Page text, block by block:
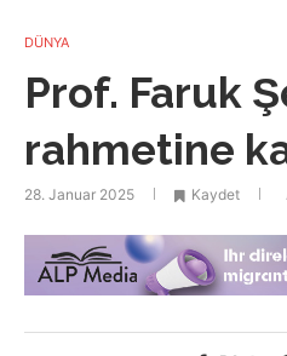
DÜNYA
Prof. Faruk
rahmetine
28. Januar 2025 Kaydet